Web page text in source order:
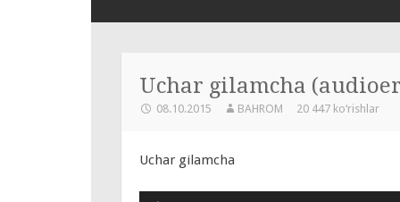
СОДЕРЖАНИЮ
Uchar gilamcha
08.10.2015 BAHROM 20 447 ko‘rishlar
Uchar gilamcha